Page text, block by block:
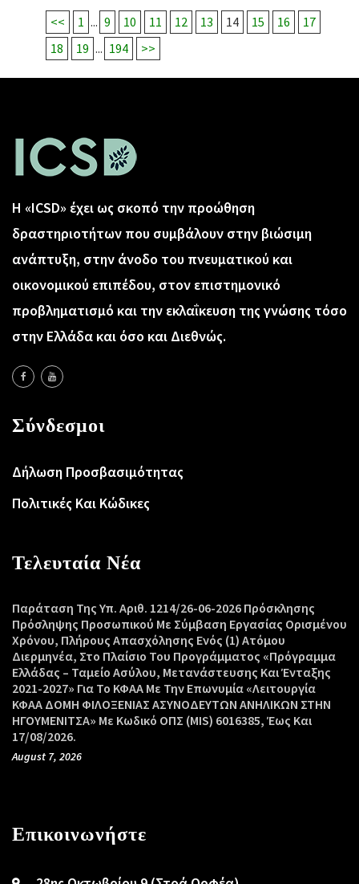
<<
1 ... 9 10 11 12 13 14 15 16
17
18
19 ... 194 >>
Η «ICSD» έχει ως σκοπό την προώθηση
δραστηριοτήτων που συμβάλουν στην βιώσιμη
ανάπτυξη, στην άνοδο του πνευματικού και
οικονομικού επιπέδου, στον επιστημονικό
προβληματισμό και την εκλαΐκευση της γνώσης τόσο
στην Ελλάδα και όσο και Διεθνώς.
Σύνδεσμοι
Δήλωση Προσβασιμότητας
Πολιτικές Και Κώδικες
Τελευταία Νέα
Παράταση Της Υπ. Αριθ. 1214/26-06-2026 Πρόσκλησης
Πρόσληψης Προσωπικού Με Σύμβαση Εργασίας Ορισμένου
Χρόνου, Πλήρους Απασχόλησης Ενός (1) Ατόμου
Διερμηνέα, Στο Πλαίσιο Του Προγράμματος «Πρόγραμμα
Ελλάδας – Ταμείο Ασύλου, Μετανάστευσης Και Ένταξης
2021-2027» Για Το ΚΦΑΑ Με Την Επωνυμία «Λειτουργία
ΚΦΑΑ ΔΟΜΗ ΦΙΛΟΞΕΝΙΑΣ ΑΣΥΝΟΔΕΥΤΩΝ ΑΝΗΛΙΚΩΝ ΣΤΗΝ
ΗΓΟΥΜΕΝΙΤΣΑ» Με Κωδικό ΟΠΣ (MIS) 6016385, Έως Και
17/08/2026.
August 7, 2026
Επικοινωνήστε